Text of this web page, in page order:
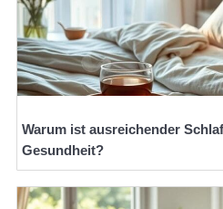
Warum ist ausreichender
Gesundheit?